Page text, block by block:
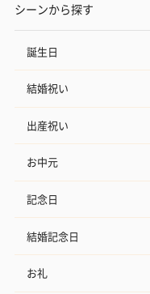
シーンから探す
誕生日
結婚祝い
出産祝い
お中元
記念日
結婚記念日
お礼